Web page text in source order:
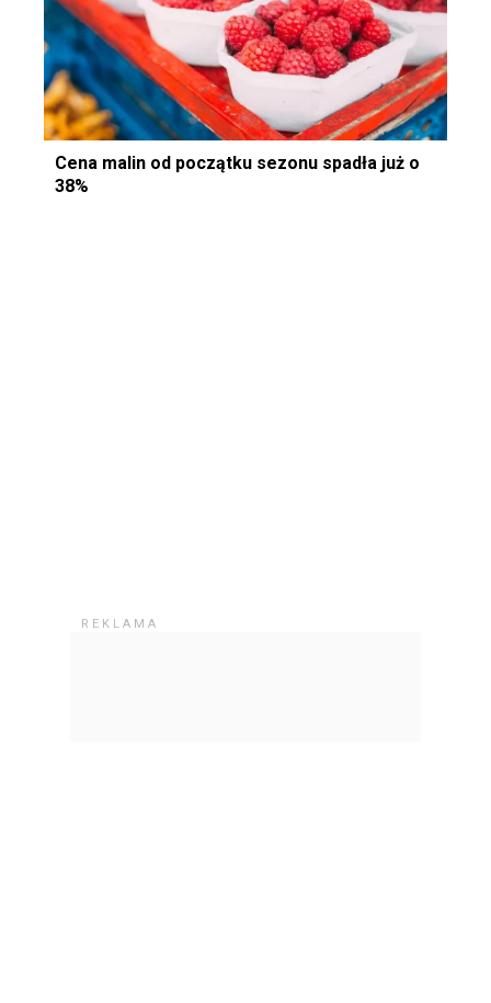
Cena malin od początku sezonu spadła już o
38%